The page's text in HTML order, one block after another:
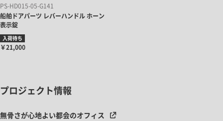
PS-HD015-05-G141
船舶ドアパーツ レバーハンドル ホーン
表示錠
入荷待ち
￥21,000
プロジェクト情報
無骨さが心地よい都会のオフィス